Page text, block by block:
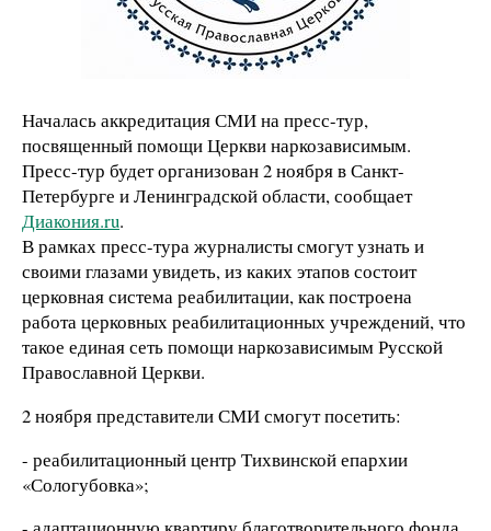
Началась аккредитация СМИ на пресс-тур,
посвященный помощи Церкви наркозависимым.
Пресс-тур будет организован 2 ноября в Санкт-
Петербурге и Ленинградской области, сообщает
Диакония.ru.
В рамках пресс-тура журналисты смогут узнать и
своими глазами увидеть, из каких этапов состоит
церковная система реабилитации, как построена
работа церковных реабилитационных учреждений, что
такое единая сеть помощи наркозависимым Русской
Православной Церкви.
2 ноября представители СМИ смогут посетить:
- реабилитационный центр Тихвинской епархии
«Сологубовка»;